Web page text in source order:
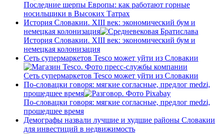
Последние шерпы Европы: как работают горные
носильщики в Высоких Татрах
История Словакии. XIII век: экономический бум и
немецкая колонизация
История Словакии. XIII век: экономический бум и
немецкая колонизация
Сеть супермаркетов Tesco может уйти из Словакии
Сеть супермаркетов Tesco может уйти из Словакии
По-словацки говоря: мягкие согласные, предлог medzi,
прошедшее время
По-словацки говоря: мягкие согласные, предлог medzi,
прошедшее время
Демографы назвали лучшие и худшие районы Словакии
для инвестиций в недвижимость